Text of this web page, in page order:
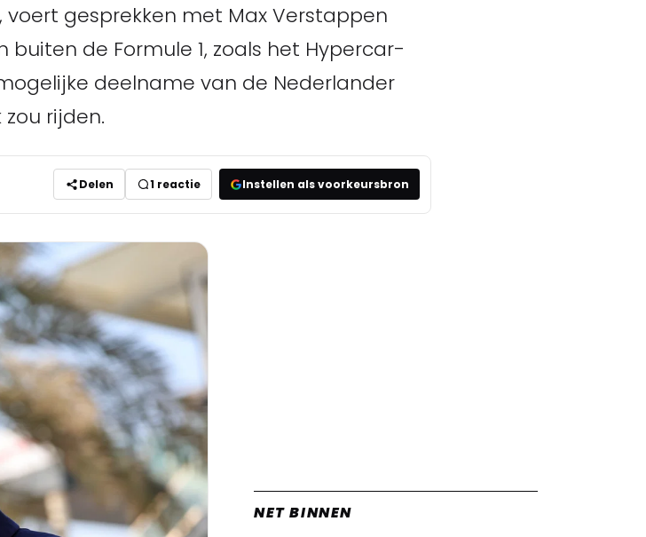
gesprekken met Max Verstappen
de Formule 1, zoals het Hypercar-
deelname van de Nederlander
rijden.
Delen 1 reactie Instellen als voorkeursbron
NET BINNEN